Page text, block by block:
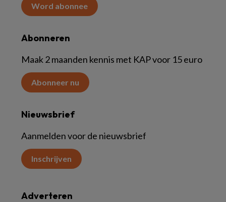
Word abonnee
Abonneren
Maak 2 maanden kennis met KAP voor 15 euro
Abonneer nu
Nieuwsbrief
Aanmelden voor de nieuwsbrief
Inschrijven
Adverteren